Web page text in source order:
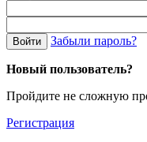
Войти Забыли пароль?
Новый пользователь?
Пройдите не сложную
Регистрация